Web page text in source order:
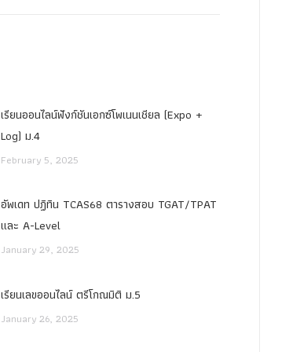
เรียนออนไลน์ฟังก์ชันเอกซ์โพเนนเชียล (Expo +
Log) ม.4
February 5, 2025
อัพเดท ปฏิทิน TCAS68 ตารางสอบ TGAT/TPAT
และ A-Level
January 29, 2025
เรียนเลขออนไลน์ ตรีโกณมิติ ม.5
January 26, 2025